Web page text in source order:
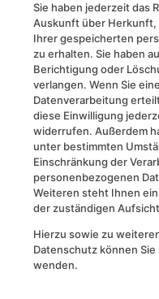
Sie haben jederzeit das
Auskunft über Herkunft,
Ihrer gespeicherten
zu erhalten. Sie haben
Berichtigung oder
verlangen. Wenn Sie
Datenverarbeitung
diese Einwilligung
widerrufen. Außerdem
unter bestimmten
Einschränkung der
personenbezogenen
Weiteren steht Ihnen
der zuständigen
Hierzu sowie zu
Datenschutz können
wenden.